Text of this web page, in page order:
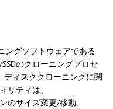
ングソフトウェアである
のクローニングプロセ
ディスククローニングに関
リティは、
のサイズ変更/移動、